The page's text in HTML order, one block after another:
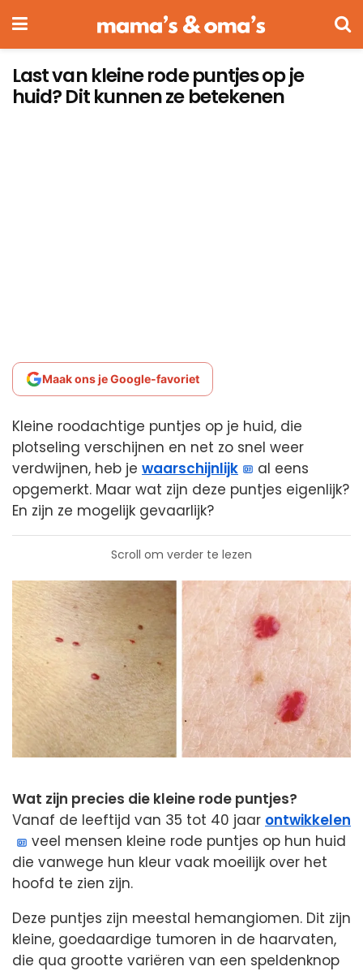
Last van kleine rode puntjes op je
huid? Dit kunnen ze betekenen
Maak ons je Google-favoriet
Kleine roodachtige puntjes op je huid, die
plotseling verschijnen en net zo snel weer
verdwijnen, heb je waarschijnlijk
al eens
opgemerkt. Maar wat zijn deze puntjes eigenlijk?
En zijn ze mogelijk gevaarlijk?
Scroll om verder te lezen
Wat zijn precies die kleine rode puntjes?
Vanaf de leeftijd van 35 tot 40 jaar ontwikkelen
veel mensen kleine rode puntjes op hun huid
die vanwege hun kleur vaak moeilijk over het
hoofd te zien zijn.
Deze puntjes zijn meestal hemangiomen. Dit zijn
kleine, goedaardige tumoren in de haarvaten,
die qua grootte variëren van een speldenknop